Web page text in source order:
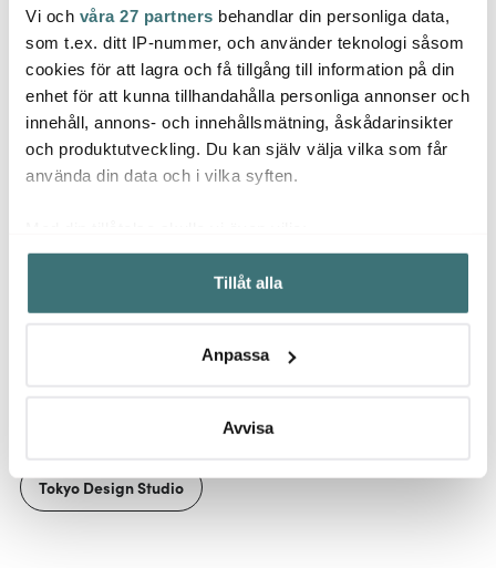
Vi och våra 27 partners behandlar din personliga data,
som t.ex. ditt IP-nummer, och använder teknologi såsom
cookies för att lagra och få tillgång till information på din
enhet för att kunna tillhandahålla personliga annonser och
innehåll, annons- och innehållsmätning, åskådarinsikter
och produktutveckling. Du kan själv välja vilka som får
använda din data och i vilka syften.
Samla in information om din geografiska plats som
kan ha en noggrannhet på upp till flera meter
Identifiera din enhet genom att aktivt skanna den för
Ta reda på mer om hur dina personliga uppgifter
Du kan ändra eller dra tillbaka ditt samtycke när som
Vi använder cookies för att innehållet och annonserna
Tillåt alla
Anpassa
Avvisa
Tokyo Design Studio
Cobalt Blue Sakura
ramenskål 21 cm blå
199 kr
I lager
Tokyo Design Studio
Japonism Carp Sori
Skål
249 kr
Få i lager
Katt
129
Låt dig inspireras av våra kunder
Tokyo Design Studio